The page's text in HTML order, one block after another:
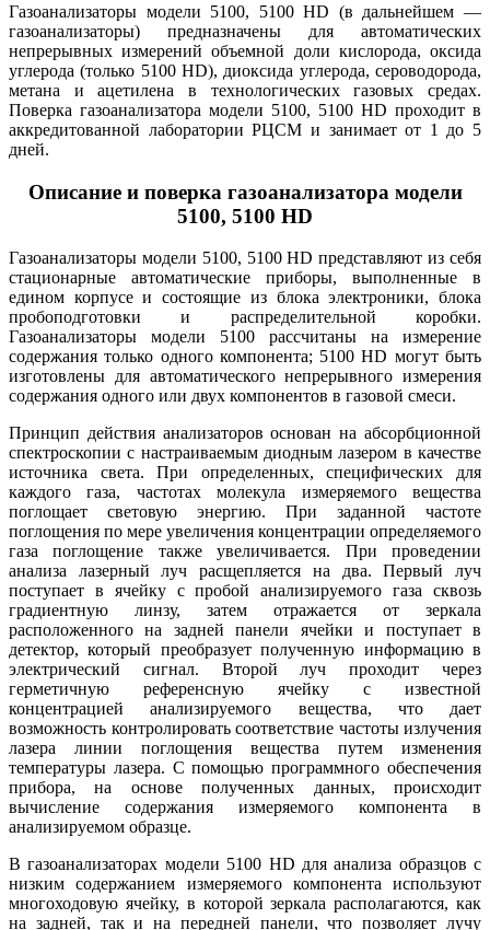
Газоанализаторы модели 5100, 5100 HD (в дальнейшем —
газоанализаторы) предназначены для автоматических
непрерывных измерений объемной доли кислорода, оксида
углерода (только 5100 HD), диоксида углерода, сероводорода,
метана и ацетилена в технологических газовых средах.
Поверка газоанализатора модели 5100, 5100 HD проходит в
аккредитованной лаборатории РЦСМ и занимает от 1 до 5
дней.
Описание и поверка газоанализатора модели
5100, 5100 HD
Газоанализаторы модели 5100, 5100 HD представляют из себя
стационарные автоматические приборы, выполненные в
едином корпусе и состоящие из блока электроники, блока
пробоподготовки и распределительной коробки.
Газоанализаторы модели 5100 рассчитаны на измерение
содержания только одного компонента; 5100 HD могут быть
изготовлены для автоматического непрерывного измерения
содержания одного или двух компонентов в газовой смеси.
Принцип действия анализаторов основан на абсорбционной
спектроскопии с настраиваемым диодным лазером в качестве
источника света. При определенных, специфических для
каждого газа, частотах молекула измеряемого вещества
поглощает световую энергию. При заданной частоте
поглощения по мере увеличения концентрации определяемого
газа поглощение также увеличивается. При проведении
анализа лазерный луч расщепляется на два. Первый луч
поступает в ячейку с пробой анализируемого газа сквозь
градиентную линзу, затем отражается от зеркала
расположенного на задней панели ячейки и поступает в
детектор, который преобразует полученную информацию в
электрический сигнал. Второй луч проходит через
герметичную референсную ячейку с известной
концентрацией анализируемого вещества, что дает
возможность контролировать соответствие частоты излучения
лазера линии поглощения вещества путем изменения
температуры лазера. С помощью программного обеспечения
прибора, на основе полученных данных, происходит
вычисление содержания измеряемого компонента в
анализируемом образце.
В газоанализаторах модели 5100 HD для анализа образцов с
низким содержанием измеряемого компонента используют
многоходовую ячейку, в которой зеркала располагаются, как
на задней, так и на передней панели, что позволяет лучу